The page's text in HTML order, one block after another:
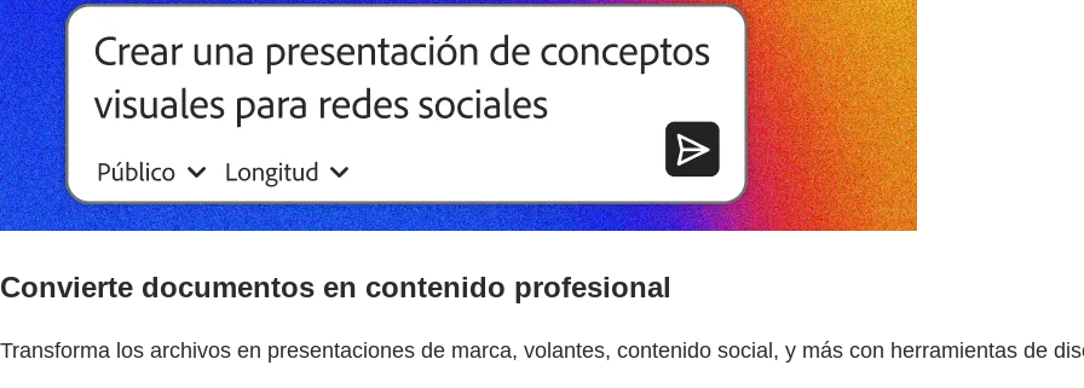
Convierte documentos en contenido profesional
Transforma los archivos en presentaciones de marca, volantes, contenido social, y más con herramientas de